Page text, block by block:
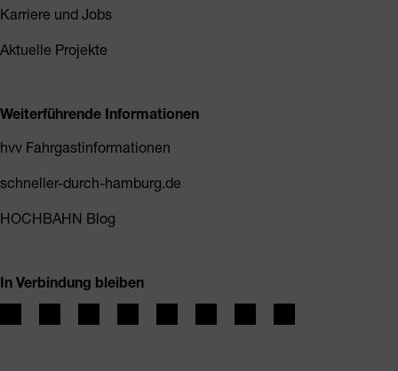
Karriere und Jobs
Aktuelle Projekte
Weiterführende Informationen
hvv Fahrgastinformationen
schneller-durch-hamburg.de
HOCHBAHN Blog
In Verbindung bleiben